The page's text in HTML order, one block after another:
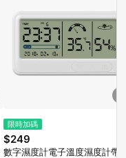
限時加碼
$249
數字濕度計電子溫度濕度計帶時